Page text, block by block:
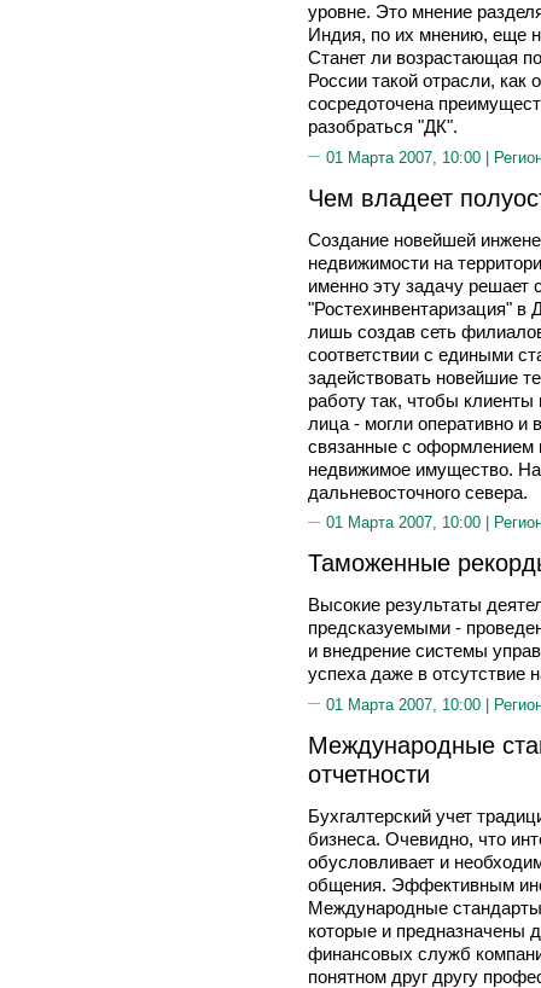
уровне. Это мнение
Индия, по их мнению, еще
Станет ли возрастающая
России такой отрасли,
сосредоточена
разобраться "ДК".
01 Марта 2007, 10:00 |
Чем владеет
Создание новейшей
недвижимости на
именно эту задачу решает
"Ростехинвентаризация"
лишь создав сеть
соответствии с едиными
задействовать новейшие
работу так, чтобы
лица - могли оперативно
связанные с оформлением
недвижимое имущество.
дальневосточного севера.
01 Марта 2007, 10:00 |
Таможенные
Высокие результаты
предсказуемыми -
и внедрение системы
успеха даже в отсутствие
01 Марта 2007, 10:00 |
Международные
отчетности
Бухгалтерский учет
бизнеса. Очевидно, что
обусловливает и
общения. Эффективным
Международные
которые и предназначены
финансовых служб
понятном друг другу